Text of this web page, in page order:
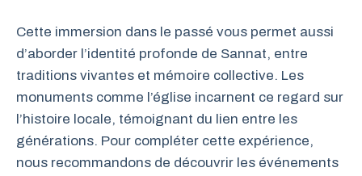
Cette immersion dans le passé vous permet aussi
d’aborder l’identité profonde de Sannat, entre
traditions vivantes et mémoire collective. Les
monuments comme l’église incarnent ce regard sur
l’histoire locale, témoignant du lien entre les
générations. Pour compléter cette expérience,
nous recommandons de découvrir les événements